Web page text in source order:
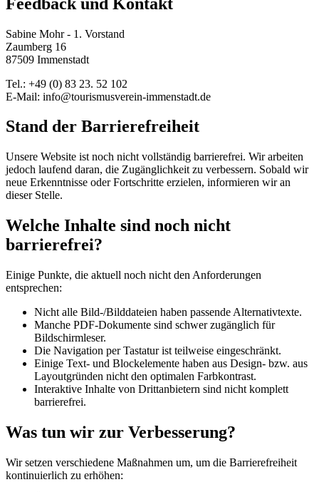
Sabine Mohr - 1. Vorstand
Zaumberg 16
87509 Immenstadt
Tel.: +49 (0) 83 23. 52 102
E-Mail: info@tourismusverein-immenstadt.de
Stand der Barrierefreiheit
Unsere Website ist noch nicht vollständig barrierefrei. Wir arbeiten
jedoch laufend daran, die Zugänglichkeit zu verbessern. Sobald wir
neue Erkenntnisse oder Fortschritte erzielen, informieren wir an
dieser Stelle.
Welche Inhalte sind noch nicht
barrierefrei?
Einige Punkte, die aktuell noch nicht den Anforderungen
entsprechen:
Nicht alle Bild-/Bilddateien haben passende Alternativtexte.
Manche PDF-Dokumente sind schwer zugänglich für
Bildschirmleser.
Die Navigation per Tastatur ist teilweise eingeschränkt.
Einige Text- und Blockelemente haben aus Design- bzw. aus
Layoutgründen nicht den optimalen Farbkontrast.
Interaktive Inhalte von Drittanbietern sind nicht komplett
barrierefrei.
Was tun wir zur Verbesserung?
Wir setzen verschiedene Maßnahmen um, um die Barrierefreiheit
kontinuierlich zu erhöhen: